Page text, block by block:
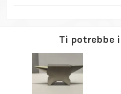
Ti potrebbe